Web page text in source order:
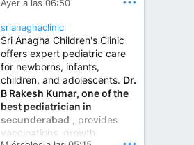
years of surgical practice and
invasive and robotic
techniques.
Best Urologist in Vijayawada | Urology Specialist in Vijayawada
Dr. A. V. Krishna Kishore,
the Best Urologist...
www.drkrishnakishore.com
Ayer a las 06:50
srianaghaclinic
Sri Anagha Children's Clinic
offers expert pediatric care
for newborns, infants,
children, and adolescents. Dr.
B Rakesh Kumar, one of the
best pediatrician in
secunderabad , provides
vaccinations, growth